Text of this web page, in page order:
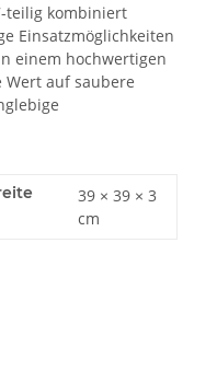
teilig kombiniert
Einsatzmöglichkeiten
einem hochwertigen
Wert auf saubere
39 × 39 × 3
cm